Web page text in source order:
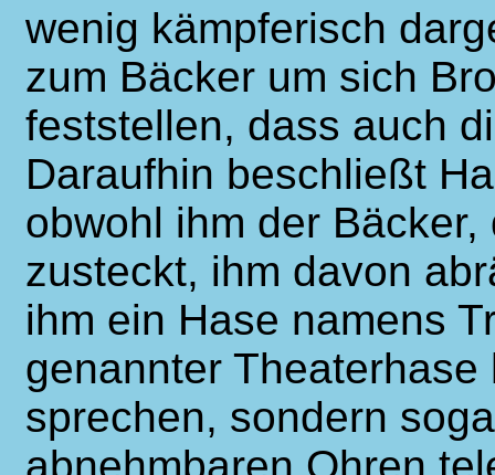
wenig kämpferisch
zum Bäcker um sich
feststellen, dass auch
Daraufhin beschließt
obwohl ihm der
zusteckt, ihm davon
ihm ein Hase namens
genannter
sprechen, sondern